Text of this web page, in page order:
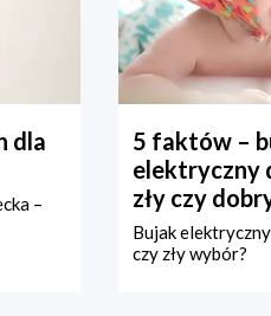
dla
–
5 faktów –
elektryczny
zły czy
Bujak
czy zły wybór?